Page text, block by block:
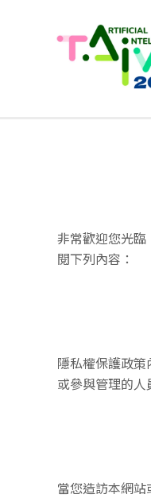
非常歡迎您光
閱下列內容：
隱私權保護政
或參與管理的人
當您造訪本網